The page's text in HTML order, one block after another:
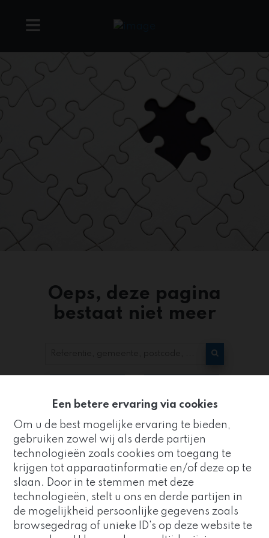
Een betere ervaring via cookies
Om u de best mogelijke ervaring te bieden,
gebruiken zowel wij als derde partijen
technologieën zoals cookies om toegang te
krijgen tot apparaatinformatie en/of deze op te
slaan. Door in te stemmen met deze
technologieën, stelt u ons en derde partijen in
de mogelijkheid persoonlijke gegevens zoals
browsegedrag of unieke ID's op deze website te
Oeps, deze pagina
bestaat niet meer
Kantoor
ZUIDRAND
Strijderstraat 8
Goed nieuws!